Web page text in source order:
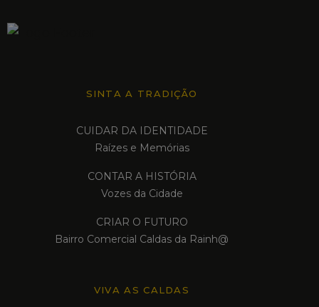
SINTA A TRADIÇÃO
CUIDAR DA IDENTIDADE
Raízes e Memórias
CONTAR A HISTÓRIA
Vozes da Cidade
CRIAR O FUTURO
Bairro Comercial Caldas da Rainh@
VIVA AS CALDAS